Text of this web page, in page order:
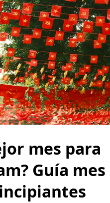
mes para
Guía mes